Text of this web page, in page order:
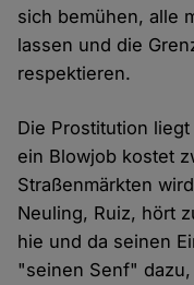
sich bemühen, alle
lassen und die
respektieren.
Die Prostitution
ein Blowjob kostet
Straßenmärkten
Neuling, Ruiz, hört
hie und da seinen
"seinen Senf"